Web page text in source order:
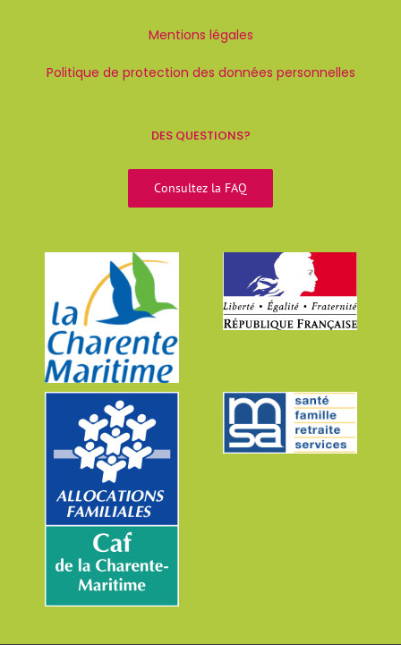
Mentions légales
Politique de protection des données personnelles
DES QUESTIONS?
Consultez la FAQ